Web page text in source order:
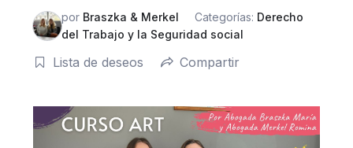
por Braszka & Merkel Categorías: Derecho
del Trabajo y la Seguridad social
Lista de deseos Compartir